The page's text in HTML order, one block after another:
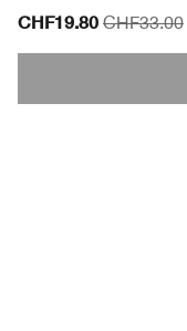
CHF19.80 CHF33.00